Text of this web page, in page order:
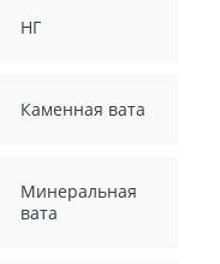
НГ
Каменная вата
Минеральная
вата